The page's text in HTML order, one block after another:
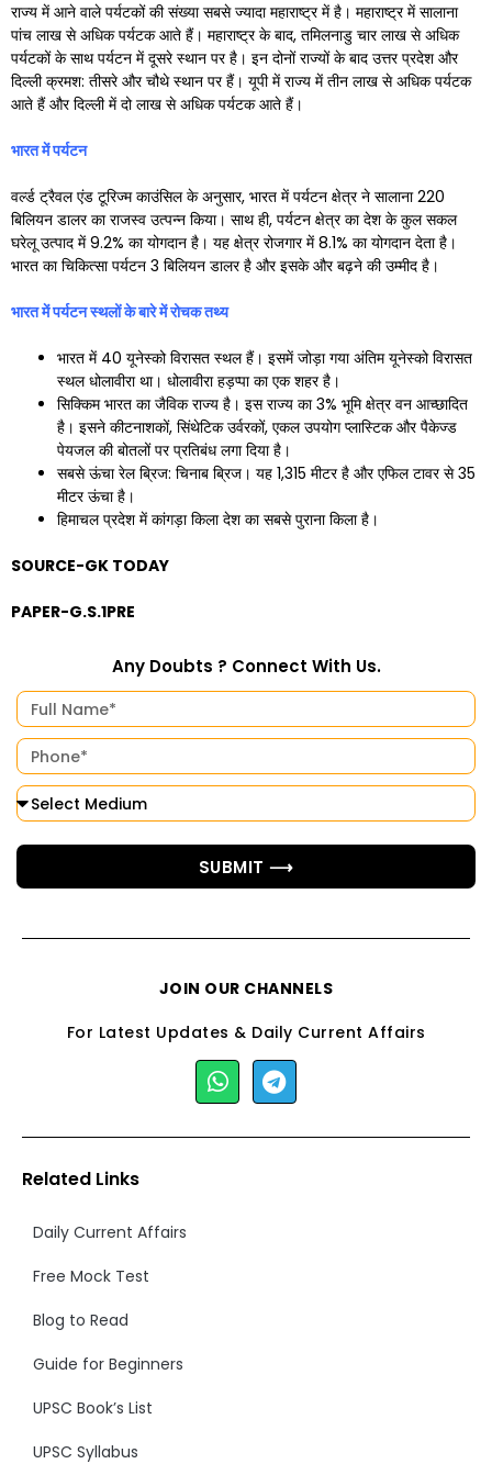
राज्य में आने वाले पर्यटकों की संख्या सबसे ज्यादा महाराष्ट्र में है। महाराष्ट्र में सालाना
पांच लाख से अधिक पर्यटक आते हैं। महाराष्ट्र के बाद, तमिलनाडु चार लाख से अधिक
पर्यटकों के साथ पर्यटन में दूसरे स्थान पर है। इन दोनों राज्यों के बाद उत्तर प्रदेश और
दिल्ली क्रमश: तीसरे और चौथे स्थान पर हैं। यूपी में राज्य में तीन लाख से अधिक पर्यटक
आते हैं और दिल्ली में दो लाख से अधिक पर्यटक आते हैं।
भारत में पर्यटन
वर्ल्ड ट्रैवल एंड टूरिज्म काउंसिल के अनुसार, भारत में पर्यटन क्षेत्र ने सालाना 220
बिलियन डालर का राजस्व उत्पन्न किया। साथ ही, पर्यटन क्षेत्र का देश के कुल सकल
घरेलू उत्पाद में 9.2% का योगदान है। यह क्षेत्र रोजगार में 8.1% का योगदान देता है।
भारत का चिकित्सा पर्यटन 3 बिलियन डालर है और इसके और बढ़ने की उम्मीद है।
भारत में पर्यटन स्थलों के बारे में रोचक तथ्य
भारत में 40 यूनेस्को विरासत स्थल हैं। इसमें जोड़ा गया अंतिम यूनेस्को विरासत
स्थल धोलावीरा था। धोलावीरा हड़प्पा का एक शहर है।
सिक्किम भारत का जैविक राज्य है। इस राज्य का 3% भूमि क्षेत्र वन आच्छादित
है। इसने कीटनाशकों, सिंथेटिक उर्वरकों, एकल उपयोग प्लास्टिक और पैकेज्ड
पेयजल की बोतलों पर प्रतिबंध लगा दिया है।
सबसे ऊंचा रेल ब्रिज: चिनाब ब्रिज। यह 1,315 मीटर है और एफिल टावर से 35
मीटर ऊंचा है।
हिमाचल प्रदेश में कांगड़ा किला देश का सबसे पुराना किला है।
SOURCE-GK TODAY
PAPER-G.S.1PRE
Any Doubts ? Connect With Us.
SUBMIT ⟶
JOIN OUR CHANNELS
For Latest Updates & Daily Current Affairs
Related Links
Daily Current Affairs
Free Mock Test
Blog to Read
Guide for Beginners
UPSC Book’s List
UPSC Syllabus